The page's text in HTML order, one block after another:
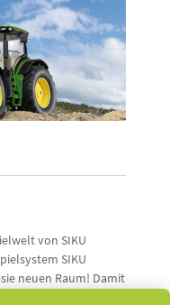
von SIKU
SIKU
neuen Raum! Damit